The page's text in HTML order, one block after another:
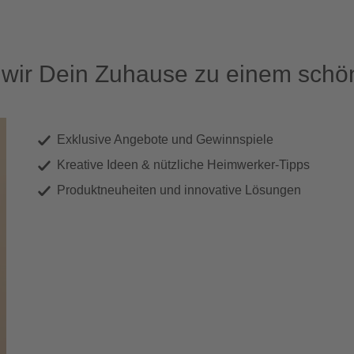
Dein Zuhause zu einem
Exklusive Angebote und Gewinnspiele
Kreative Ideen & nützliche Heimwerker-Tipps
Produktneuheiten und innovative Lösungen